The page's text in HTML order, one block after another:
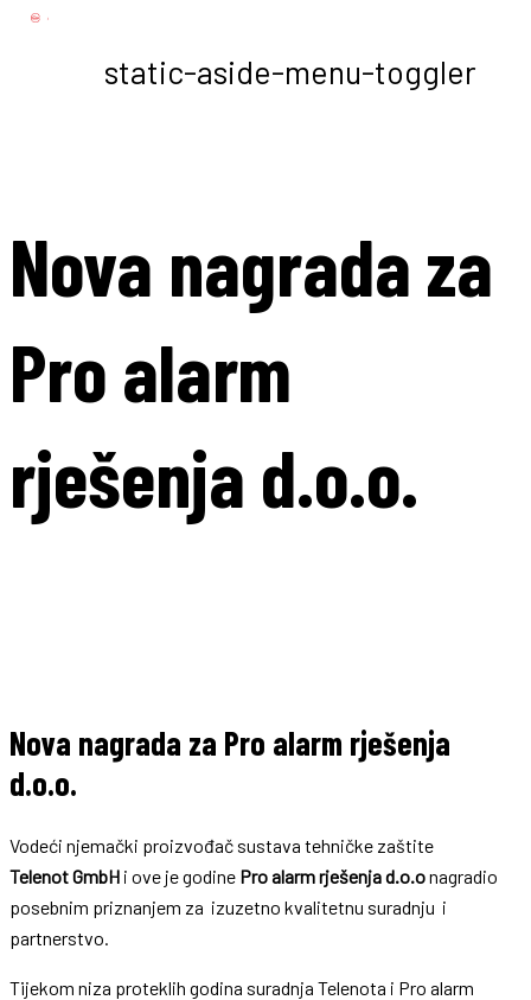
static-aside-menu-toggler
Nova nagrada za
Pro alarm
rješenja d.o.o.
Nova nagrada za Pro alarm rješenja
d.o.o.
Vodeći njemački proizvođač sustava tehničke zaštite
TelenotGmbH i ove je godine Pro alarm rješenjad.o.onagradio
posebnim priznanjem za izuzetno kvalitetnu suradnju i
partnerstvo.
Tijekom niza proteklih godina suradnja Telenota i Pro alarm